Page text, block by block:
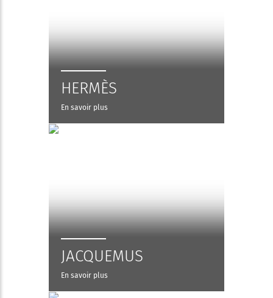
HERMÈS
En savoir plus
JACQUEMUS
En savoir plus